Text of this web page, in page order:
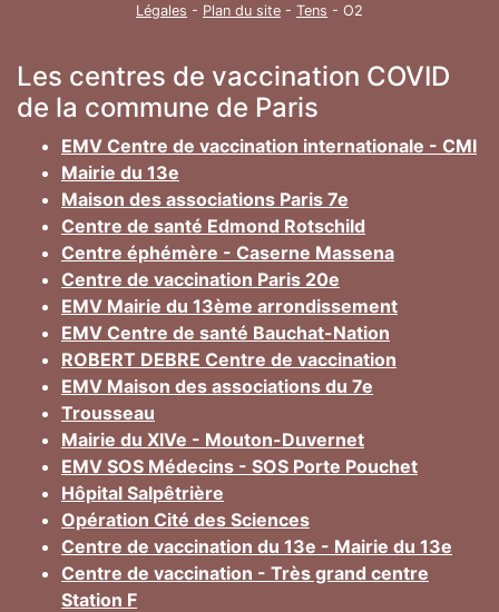
Légales - Plan du site - Tens - O2
Les centres de vaccination COVID
de la commune de Paris
EMV Centre de vaccination internationale - CMI
Mairie du 13e
Maison des associations Paris 7e
Centre de santé Edmond Rotschild
Centre éphémère - Caserne Massena
Centre de vaccination Paris 20e
EMV Mairie du 13ème arrondissement
EMV Centre de santé Bauchat-Nation
ROBERT DEBRE Centre de vaccination
EMV Maison des associations du 7e
Trousseau
Mairie du XIVe - Mouton-Duvernet
EMV SOS Médecins - SOS Porte Pouchet
Hôpital Salpêtrière
Opération Cité des Sciences
Centre de vaccination du 13e - Mairie du 13e
Centre de vaccination - Très grand centre
Station F